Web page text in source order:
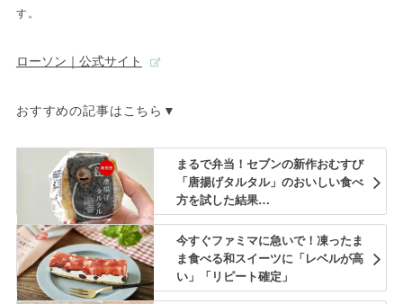
す。
ローソン｜公式サイト
おすすめの記事はこちら▼
まるで弁当！セブンの新作おむすび
「唐揚げタルタル」のおいしい食べ
方を試した結果…
今すぐファミマに急いで！凍ったま
ま食べる和スイーツに「レベルが高
い」「リピート確定」